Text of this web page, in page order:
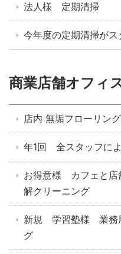
法人様 定期清掃
今年度の定期清掃が
商業店舗オフィ
店内 無垢フローリン
年1回 全スタッフに
お得意様 カフェと店
解クリーニング
新規 学習塾様 業務
グ